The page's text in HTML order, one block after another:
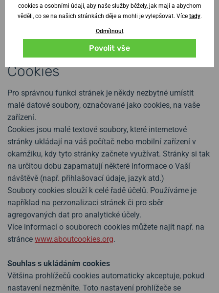
adresu respektive email a
údajů v případě, že se domníváte, že byla porušena
Cookies
Pro správnou funkci stránek je někdy nezbytné umístit
malé datové soubory, označované jako cookies, na vaše
zařízení.
Cookies jsou malé textové soubory, které internetové
stránky ukládají na váš počítač nebo mobilní zařízení v
okamžiku, kdy tyto stránky začnete využívat. Stránky si tak
na určitou dobu zapamatují některé informace o Vaší
návštěvě (např. přihlašovací údaje, jazyk atd.)
Soubory cookies slouží k celé řadě účelů. Používáme je
například na perzonalizaci stránek či pro sběr
agregovaných dat pro analytické účely.
Více informací o souborech cookies můžete najít např. na
stránce www.aboutcookies.org.
Souhlas s ukládáním cookies
Většina prohlížečů cookies automaticky akceptuje, pokud
nastavení nezměníte. Toto nastavení prohlížeče se
cookies a osobními údaji, aby naše služby běžely, jak mají a abychom
věděli, co se na našich stránkách děje a mohli je vylepšovat. Více tady.
Odmítnout
Povolit vše